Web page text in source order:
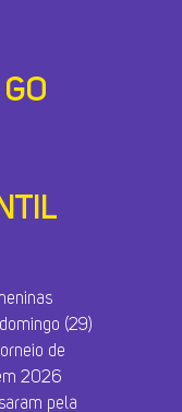
(29)
de
2026
pela